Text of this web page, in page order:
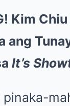
Kim
ang
It’s
pinaka-